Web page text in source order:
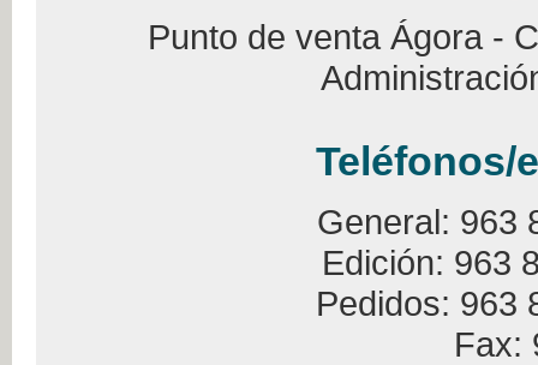
Punto de venta Ágora -
Teléfonos/
General: 963
Edición: 963
Pedidos: 963
Fax: